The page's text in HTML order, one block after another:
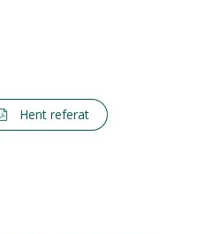
Hent referat